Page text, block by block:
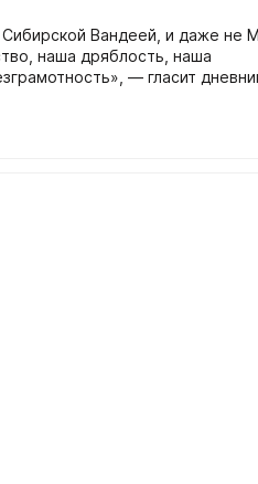
Вандеей, и даже не
наша дряблость, наша
— гласит